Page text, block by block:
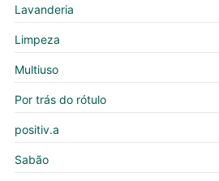
Lavanderia
Limpeza
Multiuso
Por trás do rótulo
positiv.a
Sabão